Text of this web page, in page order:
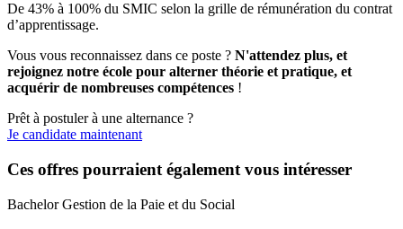
De 43% à 100% du SMIC selon la grille de rémunération du contrat
d’apprentissage.
Vous vous reconnaissez dans ce poste ? N'attendez plus, et
rejoignez notre école pour alterner théorie et pratique, et
acquérir de nombreuses compétences !
Prêt à postuler à une alternance ?
Je candidate maintenant
Ces offres pourraient également vous intéresser
Bachelor Gestion de la Paie et du Social